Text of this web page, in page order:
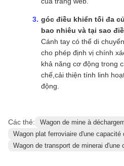
Câu hỏi thường gặp
Các chức năng chính
Chiếc xe này được thiết
vụ cốt lõi: đặt đường ray
đường ray cũ, đã ngừng
thành một giải pháp linh
cung cấp cho việc xây
Nó cung cấp hiệu quả
án, bảo vệ an toàn mạnh